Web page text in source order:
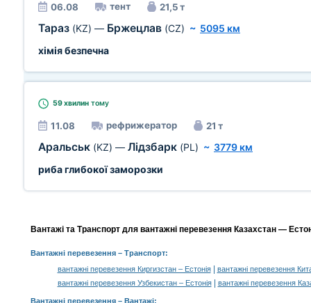
06.08 тент 21,5 т
Тараз (KZ) — Бржецлав (CZ) ~ 5095 км
хімія безпечна
59 хвилин тому
11.08 рефрижератор 21 т
Аральськ (KZ) — Лідзбарк (PL) ~ 3779 км
риба глибокої заморозки
Вантажі та Транспорт для вантажні перевезення Казахстан —
Вантажні перевезення– Транспорт:
вантажні перевезення Киргизстан – Естонія|
вантажні перевезення
вантажні перевезення Узбекистан – Естонія| вантажні перевезення
Вантажні перевезення – Вантажі: